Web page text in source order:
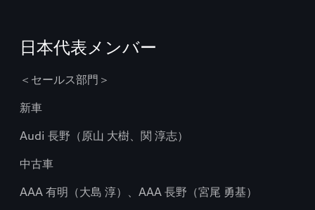
日本代表メンバー
＜セールス部門＞
新車
Audi 長野（原山 大樹、関 淳志）
中古車
AAA 有明（大島 淳）、AAA 長野（宮尾 勇基）